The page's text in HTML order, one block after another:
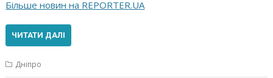
Більше новин на REPORTER.UA
ЧИТАТИ ДАЛІ
Дніпро